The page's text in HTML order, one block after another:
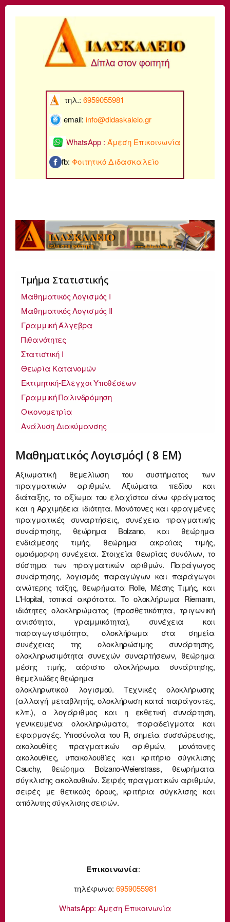
τηλ.: 6959055981
email: info@didaskaleio.gr
WhatsApp : Άμεση Επικοινωνία
fb: Φοιτητικό Διδασκαλείο
Τμήμα Στατιστικής
Μαθηματικός Λογισμός Ι
Μαθηματικός Λογισμός ΙΙ
Γραμμική Άλγεβρα
Πιθανότητες
Στατιστική Ι
Θεωρία Κατανομών
Εκτιμητική-Έλεγχοι Υποθέσεων
Γραμμική Παλινδρόμηση
Οικονομετρία
Ανάλυση Διακύμανσης
Μαθηματικός ΛογισμόςΙ ( 8 ΕΜ)
Αξιωματική θεμελίωση του συστήματος των
πραγματικών αριθμών. Αξιώματα πεδίου και
διάταξης, το αξίωμα του ελαχίστου άνω φράγματος
και η Αρχιμήδεια ιδιότητα. Μονότονες και φραγμένες
πραγματικές συναρτήσεις, συνέχεια πραγματικής
συνάρτησης, θεώρημα Bolzano, και θεώρημα
ενδιάμεσης τιμής, θεώρημα ακραίας τιμής,
ομοιόμορφη συνέχεια. Στοιχεία θεωρίας συνόλων, το
σύστημα των πραγματικών αριθμών. Παράγωγος
συνάρτησης, λογισμός παραγώγων και παράγωγοι
ανώτερης τάξης, θεωρήματα Rolle, Μέσης Τιμής, και
L'Hopital, τοπικά ακρότατα. Το ολοκλήρωμα Riemann,
ιδιότητες ολοκληρώματος (προσθετικότητα, τριγωνική
ανισότητα, γραμμικότητα), συνέχεια και
παραγωγισιμότητα, ολοκλήρωμα στα σημεία
συνέχειας της ολοκληρώσιμης συνάρτησης,
ολοκληρωσιμότητα συνεχών συναρτήσεων, θεώρημα
μέσης τιμής, αόριστο ολοκλήρωμα συνάρτησης,
θεμελιώδες θεώρημα
ολοκληρωτικού λογισμού. Τεχνικές ολοκλήρωσης
(αλλαγή μεταβλητής, ολοκλήρωση κατά παράγοντες,
κλπ.), ο λογάριθμος και η εκθετική συνάρτηση,
γενικευμένα ολοκληρώματα, παραδείγματα και
εφαρμογές. Υποσύνολα του R, σημεία συσσώρευσης,
ακολουθίες πραγματικών αριθμών, μονότονες
ακολουθίες, υπακολουθίες και κριτήριο σύγκλισης
Cauchy, θεώρημα Bolzano-Weierstrass, θεωρήματα
σύγκλισης ακολουθιών. Σειρές πραγματικών αριθμών,
σειρές με θετικούς όρους, κριτήρια σύγκλισης και
απόλυτης σύγκλισης σειρών.
Επικοινωνία:
τηλέφωνο: 6959055981
WhatsApp: Άμεση Επικοινωνία